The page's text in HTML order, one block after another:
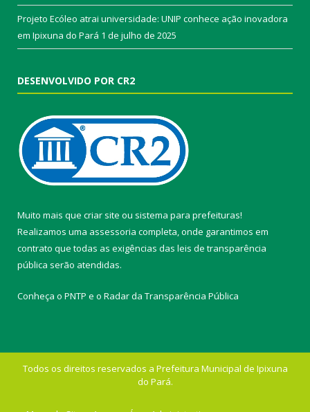
Projeto Ecóleo atrai universidade: UNIP conhece ação inovadora
em Ipixuna do Pará 1 de julho de 2025
DESENVOLVIDO POR CR2
Muito mais que criar site ou sistema para prefeituras!
Realizamos uma assessoria completa, onde garantimos em
contrato que todas as exigências das leis de transparência
pública serão atendidas.
Conheça o PNTP e o Radar da Transparência Pública
Todos os direitos reservados a Prefeitura Municipal de Ipixuna
do Pará.